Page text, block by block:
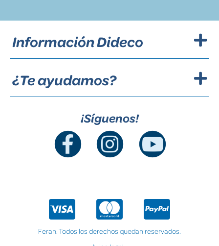
Información Dideco
¿Te ayudamos?
¡Síguenos!
Feran. Todos los derechos quedan reservados.